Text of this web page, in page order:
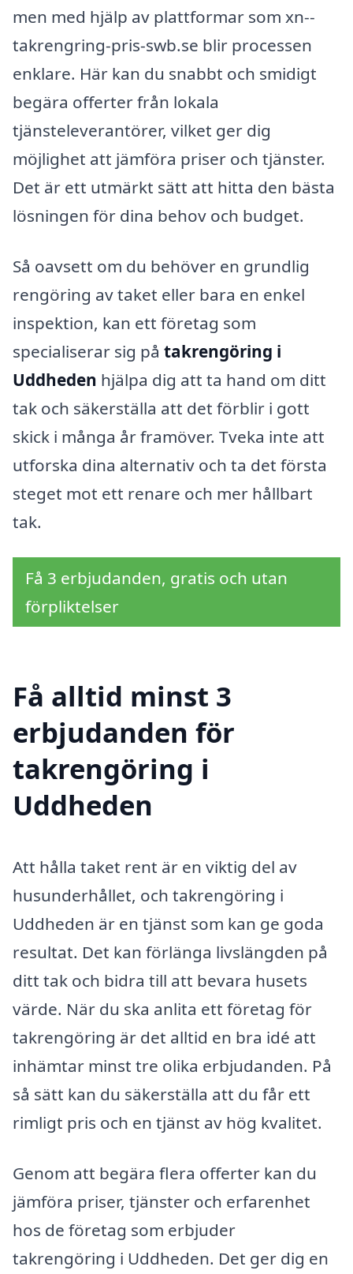
men med hjälp av plattformar som xn--
takrengring-pris-swb.se blir processen
enklare. Här kan du snabbt och smidigt
begära offerter från lokala
tjänsteleverantörer, vilket ger dig
möjlighet att jämföra priser och tjänster.
Det är ett utmärkt sätt att hitta den bästa
lösningen för dina behov och budget.
Så oavsett om du behöver en grundlig
rengöring av taket eller bara en enkel
inspektion, kan ett företag som
specialiserar sig på takrengöring i
Uddheden hjälpa dig att ta hand om ditt
tak och säkerställa att det förblir i gott
skick i många år framöver. Tveka inte att
utforska dina alternativ och ta det första
steget mot ett renare och mer hållbart
tak.
Få 3 erbjudanden, gratis och utan
förpliktelser
Få alltid minst 3
erbjudanden för
takrengöring i
Uddheden
Att hålla taket rent är en viktig del av
husunderhållet, och takrengöring i
Uddheden är en tjänst som kan ge goda
resultat. Det kan förlänga livslängden på
ditt tak och bidra till att bevara husets
värde. När du ska anlita ett företag för
takrengöring är det alltid en bra idé att
inhämtar minst tre olika erbjudanden. På
så sätt kan du säkerställa att du får ett
rimligt pris och en tjänst av hög kvalitet.
Genom att begära flera offerter kan du
jämföra priser, tjänster och erfarenhet
hos de företag som erbjuder
takrengöring i Uddheden. Det ger dig en